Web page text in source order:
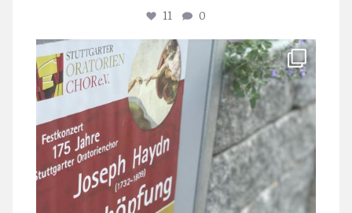
11 0
stuttgarter_oratorienchor
Juli 23